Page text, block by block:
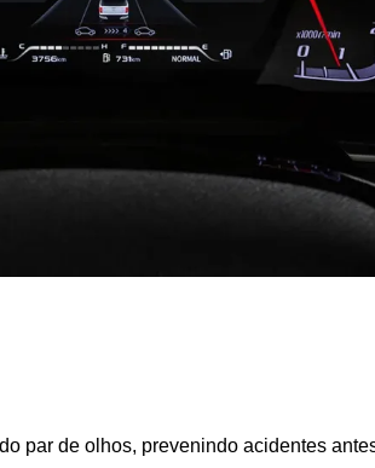
par de olhos, prevenindo acidentes